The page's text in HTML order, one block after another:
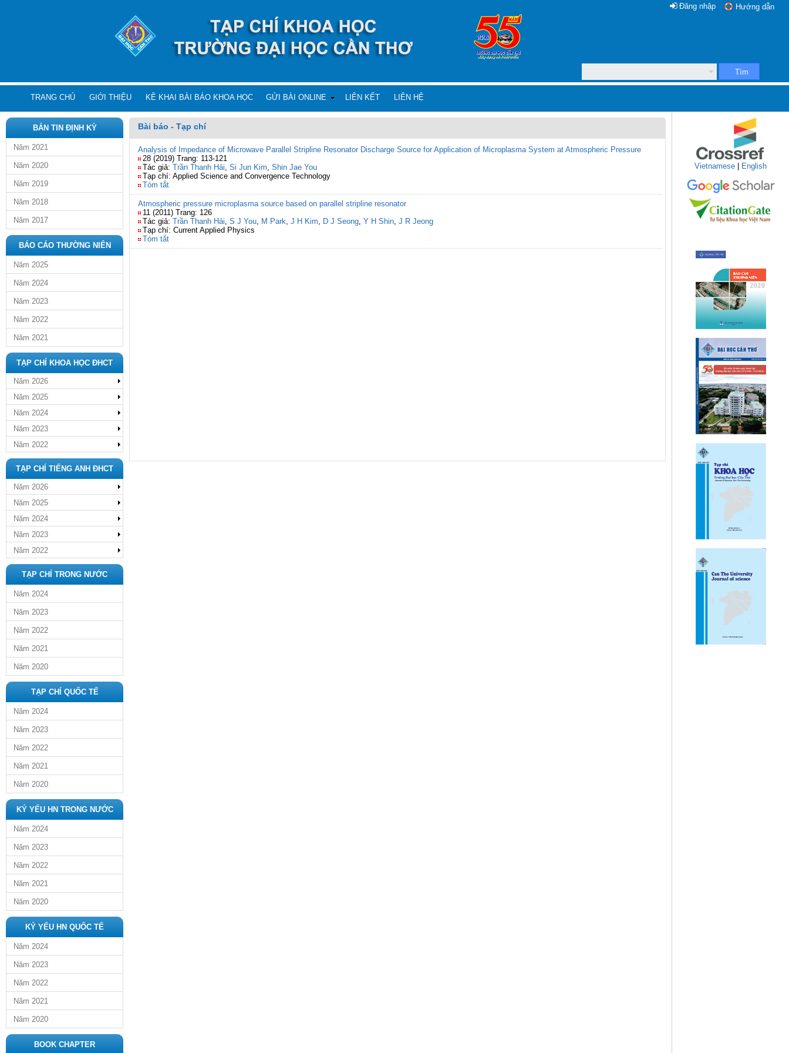
Hướng dẫn
Đăng nhập
Tìm
TRANG CHỦ GIỚI THIỆU KÊ KHAI BÀI BÁO KHOA HỌC GỬI BÀI ONLINE LIÊN KẾT LIÊN HỆ
BẢN TIN ĐỊNH KỲ
Năm 2021
Năm 2020
Năm 2019
Năm 2018
Năm 2017
BÁO CÁO THƯỜNG NIÊN
Năm 2025
Năm 2024
Năm 2023
Năm 2022
Năm 2021
TẠP CHÍ KHOA HỌC ĐHCT
Năm 2026
Năm 2025
Năm 2024
Năm 2023
Năm 2022
TẠP CHÍ TIẾNG ANH ĐHCT
Năm 2026
Năm 2025
Năm 2024
Năm 2023
Năm 2022
TẠP CHÍ TRONG NƯỚC
Năm 2024
Năm 2023
Năm 2022
Năm 2021
Năm 2020
TẠP CHÍ QUỐC TẾ
Năm 2024
Năm 2023
Năm 2022
Năm 2021
Năm 2020
KỶ YẾU HN TRONG NƯỚC
Năm 2024
Năm 2023
Năm 2022
Năm 2021
Năm 2020
KỶ YẾU HN QUỐC TẾ
Năm 2024
Năm 2023
Năm 2022
Năm 2021
Năm 2020
BOOK CHAPTER
Bài báo - Tạp chí
Analysis of Impedance of Microwave Parallel Stripline Resonator Discharge Source for Application of Microplasma System at Atmospheric Pressure
28 (2019) Trang: 113-121
Tác giả: Trần Thanh Hải, Si Jun Kim, Shin Jae You
Tạp chí: Applied Science and Convergence Technology
Tóm tắt
Atmospheric pressure microplasma source based on parallel stripline resonator
11 (2011) Trang: 126
Tác giả: Trần Thanh Hải, S J You, M Park, J H Kim, D J Seong, Y H Shin, J R Jeong
Tạp chí: Current Applied Physics
Tóm tắt
Vietnamese English